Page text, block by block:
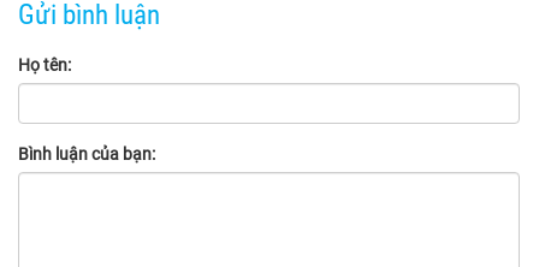
Gửi bình luận
Họ tên:
Bình luận của bạn: